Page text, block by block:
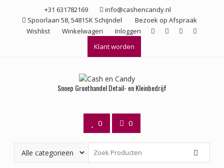
+31 631782169
info@cashencandy.nl
Spoorlaan 58, 5481SK Schijndel
Bezoek op Afspraak
Wishlist
Winkelwagen
Inloggen
Klant worden
Snoep Groothandel Detail- en Kleinbedrijf
0 0